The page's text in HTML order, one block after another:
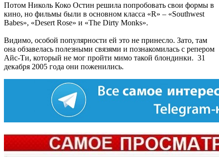
Потом Николь Коко Остин решила попробовать свои формы в
кино, но фильмы были в основном класса «R» – «Southwest
Babes», «Desert Rose» и «The Dirty Monks».
Видимо, особой популярности ей это не принесло. Зато, там
она обзавелась полезными связями и познакомилась с репером
Айс-Ти, который не мог пройти мимо такой блондинки. 31
декабря 2005 года они поженились.